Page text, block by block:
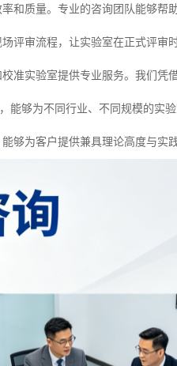
和质量。专业的咨询团队能够帮
评审流程，让实验室在正式评审
准实验室提供专业服务。我们凭
能够为不同行业、不同规模的实
够为客户提供兼具理论高度与实